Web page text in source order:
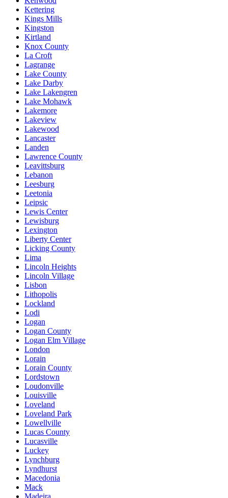
Kettering
Kings Mills
Kingston
Kirtland
Knox County
La Croft
Lagrange
Lake County
Lake Darby
Lake Lakengren
Lake Mohawk
Lakemore
Lakeview
Lakewood
Lancaster
Landen
Lawrence County
Leavittsburg
Lebanon
Leesburg
Leetonia
Leipsic
Lewis Center
Lewisburg
Lexington
Liberty Center
Licking County
Lima
Lincoln Heights
Lincoln Village
Lisbon
Lithopolis
Lockland
Lodi
Logan
Logan County
Logan Elm Village
London
Lorain
Lorain County
Lordstown
Loudonville
Louisville
Loveland
Loveland Park
Lowellville
Lucas County
Lucasville
Luckey
Lynchburg
Lyndhurst
Macedonia
Mack
Madeira